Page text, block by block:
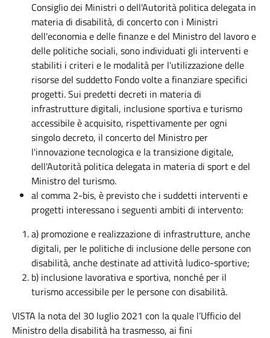
Consiglio dei Ministri o dell'Autorità politica delegata in
materia di disabilità, di concerto con i Ministri
dell'economia e delle finanze e del Ministro del lavoro e
delle politiche sociali, sono individuati gli interventi e
stabiliti i criteri e le modalità per l'utilizzazione delle
risorse del suddetto Fondo volte a finanziare specifici
progetti. Sui predetti decreti in materia di
infrastrutture digitali, inclusione sportiva e turismo
accessibile è acquisito, rispettivamente per ogni
singolo decreto, il concerto del Ministro per
l'innovazione tecnologica e la transizione digitale,
dell'Autorità politica delegata in materia di sport e del
Ministro del turismo.
al comma 2-bis, è previsto che i suddetti interventi e
progetti interessano i seguenti ambiti di intervento:
a) promozione e realizzazione di infrastrutture, anche
digitali, per le politiche di inclusione delle persone con
disabilità, anche destinate ad attività ludico-sportive;
b) inclusione lavorativa e sportiva, nonché per il
turismo accessibile per le persone con disabilità.
VISTA la notadel 30 luglio 2021 con la quale l’Ufficio del
Ministro della disabilità ha trasmesso, ai fini